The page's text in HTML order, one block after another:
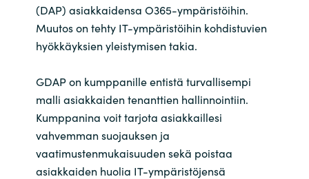
Indonesia
Kingdom of Saudi Arabia
Kuwait
Latvia
(DAP) asiakkaidensa O365-ympäristöihin.
Muutos on tehty IT-ympäristöihin kohdistuvien
hyökkäyksien yleistymisen takia.
GDAP on kumppanille entistä turvallisempi
malli asiakkaiden tenanttien hallinnointiin.
Kumppanina voit tarjota asiakkaillesi
vahvemman suojauksen ja
vaatimustenmukaisuuden sekä poistaa
asiakkaiden huolia IT-ympäristöjensä